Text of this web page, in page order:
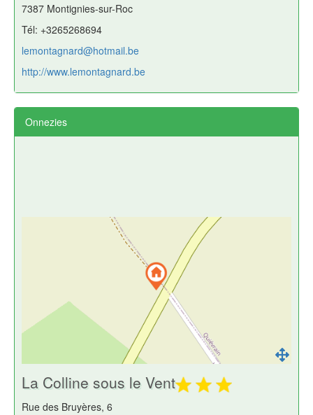
7387 Montignies-sur-Roc
Tél: +3265268694
lemontagnard@hotmail.be
http://www.lemontagnard.be
Onnezies
La Colline sous le Vent
Rue des Bruyères, 6